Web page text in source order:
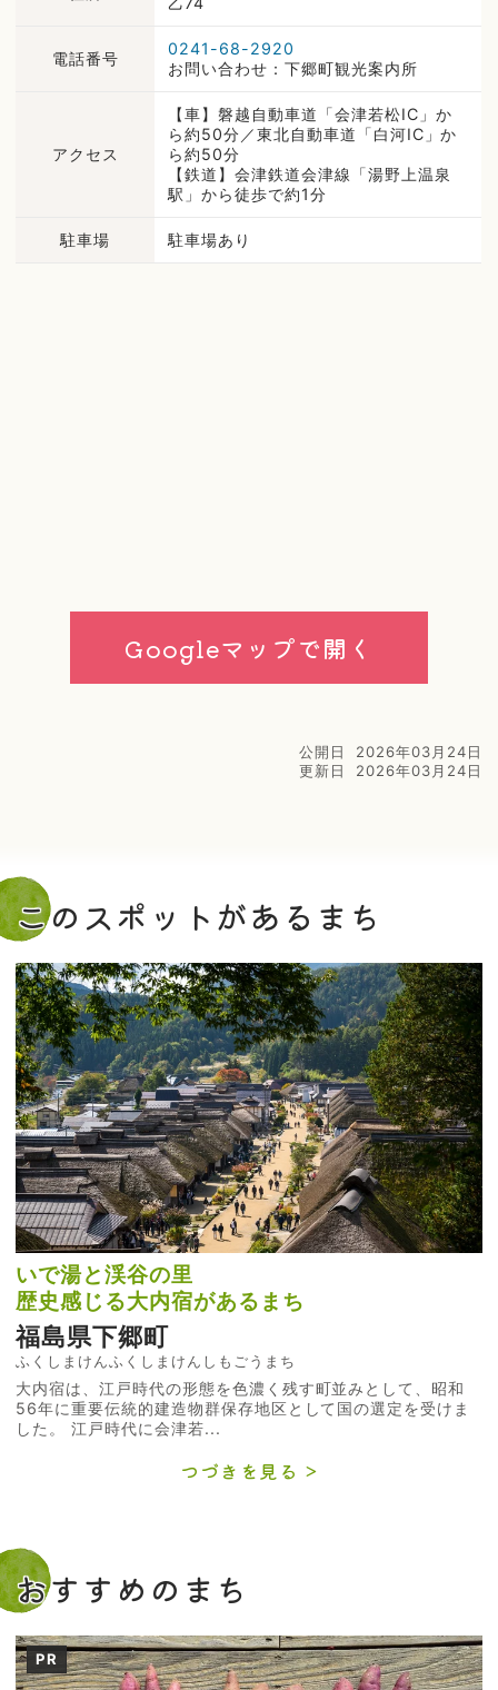
電話番号
0241-68-2920
お問い合わせ：下郷町観光案内所
アクセス
【車】磐越自動車道「会津若松IC」か
ら約50分／東北自動車道「白河IC」か
ら約50分
【鉄道】会津鉄道会津線「湯野上温泉
駅」から徒歩で約1分
駐車場 駐車場あり
Googleマップで開く
公開日
2026年03月24日
更新日
2026年03月24日
このスポットがあるまち
いで湯と渓谷の里
歴史感じる大内宿があるまち
福島県下郷町
ふくしまけんふくしまけんしもごうまち
大内宿は、江戸時代の形態を色濃く残す町並みとして、昭和
56年に重要伝統的建造物群保存地区として国の選定を受けま
した。 江戸時代に会津若...
つづきを見る
おすすめのまち
PR